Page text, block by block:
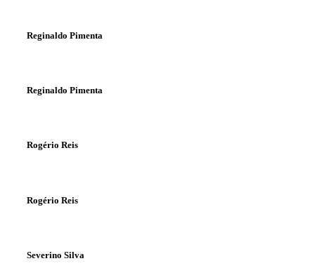
Reginaldo Pimenta
Reginaldo Pimenta
Rogério Reis
Rogério Reis
Severino Silva